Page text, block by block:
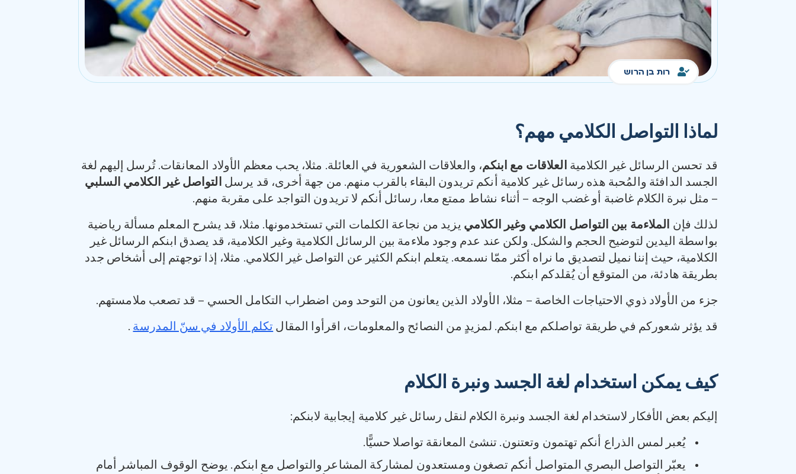
רות בן הרוש
لماذا التواصل الكلامي مهم؟
قد تحسن الرسائل غير الكلامية العلاقات مع ابنكم، والعلاقات الشعورية في العائلة. مثلا، يحب معظم الأولاد المعانقات. تُرسل إليهم لغة
الجسد الدافئة والمُحبة هذه رسائل غير كلامية أنكم تريدون البقاء بالقرب منهم. من جهة أخرى، قد يرسل التواصل غير الكلامي السلبي
– مثل نبرة الكلام غاضبة أو غضب الوجه – أثناء نشاط ممتع معا، رسائل أنكم لا تريدون التواجد على مقربة منهم.
لذلك فإن الملاءمة بين التواصل الكلامي وغير الكلامي يزيد من نجاعة الكلمات التي تستخدمونها. مثلا، قد يشرح المعلم مسألة رياضية
بواسطة اليدين لتوضيح الحجم والشكل. ولكن عند عدم وجود ملاءمة بين الرسائل الكلامية وغير الكلامية، قد يصدق ابنكم الرسائل غير
الكلامية، حيث إننا نميل لتصديق ما نراه أكثر ممّا نسمعه. يتعلم ابنكم الكثير عن التواصل غير الكلامي. مثلا، إذا توجهتم إلى أشخاص جدد
بطريقة هادئة، من المتوقع أن يُقلدكم ابنكم.
جزء من الأولاد ذوي الاحتياجات الخاصة – مثلا، الأولاد الذين يعانون من التوحد ومن اضطراب التكامل الحسي – قد تصعب ملامستهم.
‏قد يؤثر شعوركم في طريقة تواصلكم مع ابنكم. لمزيدٍ من النصائح والمعلومات، اقرأوا المقال تكلم الأولاد في سنّ المدرسة .
كيف يمكن استخدام لغة الجسد ونبرة الكلام
إليكم بعض الأفكار لاستخدام لغة الجسد ونبرة الكلام لنقل رسائل غير كلامية إيجابية لابنكم:
يُعبر لمس الذراع أنكم تهتمون وتعتنون. تنشئ المعانقة تواصلا حسيًّا.
يعبّر التواصل البصري المتواصل أنكم تصغون ومستعدون لمشاركة المشاعر والتواصل مع ابنكم. يوضح الوقوف المباشر أمام